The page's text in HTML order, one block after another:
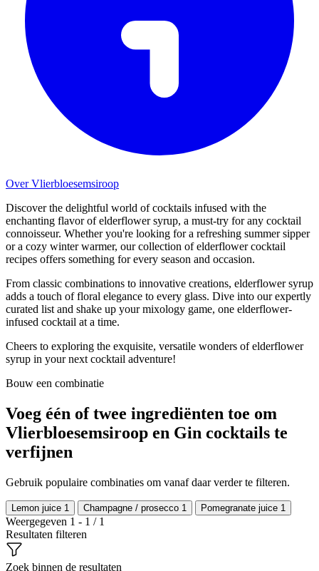
Over Vlierbloesemsiroop
Discover the delightful world of cocktails infused with the
enchanting flavor of elderflower syrup, a must-try for any cocktail
connoisseur. Whether you're looking for a refreshing summer sipper
or a cozy winter warmer, our collection of elderflower cocktail
recipes offers something for every season and occasion.
From classic combinations to innovative creations, elderflower syrup
adds a touch of floral elegance to every glass. Dive into our expertly
curated list and shake up your mixology game, one elderflower-
infused cocktail at a time.
Cheers to exploring the exquisite, versatile wonders of elderflower
syrup in your next cocktail adventure!
Bouw een combinatie
Voeg één of twee ingrediënten toe om
Vlierbloesemsiroop en Gin cocktails te
verfijnen
Gebruik populaire combinaties om vanaf daar verder te filteren.
Lemon juice 1 Champagne / prosecco 1 Pomegranate juice 1
Weergegeven 1 - 1 / 1
Resultaten filteren
Zoek binnen de resultaten